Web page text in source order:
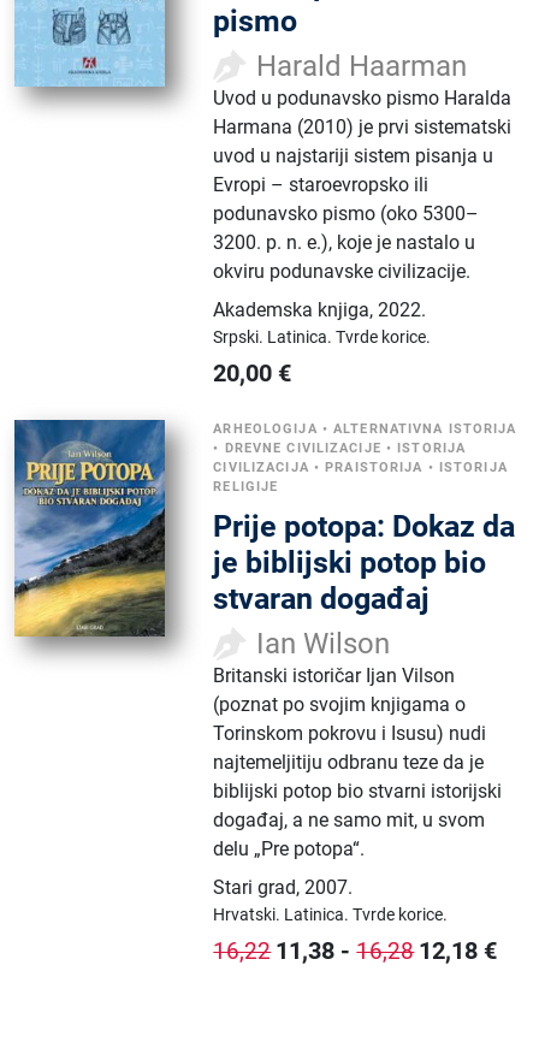
pismo
Harald Haarman
Uvod u podunavsko pismo Haralda
Harmana (2010) je prvi sistematski
uvod u najstariji sistem pisanja u
Evropi – staroevropsko ili
podunavsko pismo (oko 5300–
3200. p. n. e.), koje je nastalo u
okviru podunavske civilizacije.
Akademska knjiga,2022.
Srpski. Latinica.Tvrde korice.
20,00 €
ARHEOLOGIJA •ALTERNATIVNA ISTORIJA
• DREVNE CIVILIZACIJE • ISTORIJA
CIVILIZACIJA •PRAISTORIJA • ISTORIJA
RELIGIJE
Prije potopa: Dokaz da
je biblijski potop bio
stvaran događaj
Ian Wilson
Britanski istoričar Ijan Vilson
(poznat po svojim knjigama o
Torinskom pokrovu i Isusu) nudi
najtemeljitiju odbranu teze da je
biblijski potop bio stvarni istorijski
događaj, a ne samo mit, u svom
delu „Pre potopa“.
Stari grad,2007.
Hrvatski. Latinica.Tvrde korice.
16,22 11,38 -16,28 12,18 €